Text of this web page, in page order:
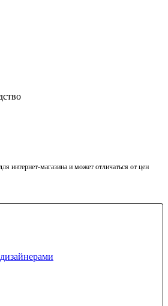
интернет-магазина и может отличаться от цен